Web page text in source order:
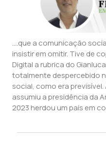
….que a comunicação
insistir em omitir. Tive de
Digital a rubrica do
totalmente despercebido
social, como era previsível.
assumiu a presidência da
2023 herdou um país em